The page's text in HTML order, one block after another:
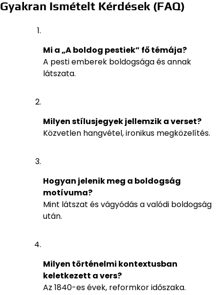
Gyakran Ismételt Kérdések (FAQ)
Mi a „A boldog pestiek” fő témája?
A pesti emberek boldogsága és annak
látszata.
Milyen stílusjegyek jellemzik a verset?
Közvetlen hangvétel, ironikus megközelítés.
Hogyan jelenik meg a boldogság
motívuma?
Mint látszat és vágyódás a valódi boldogság
után.
Milyen történelmi kontextusban
keletkezett a vers?
Az 1840-es évek, reformkor időszaka.